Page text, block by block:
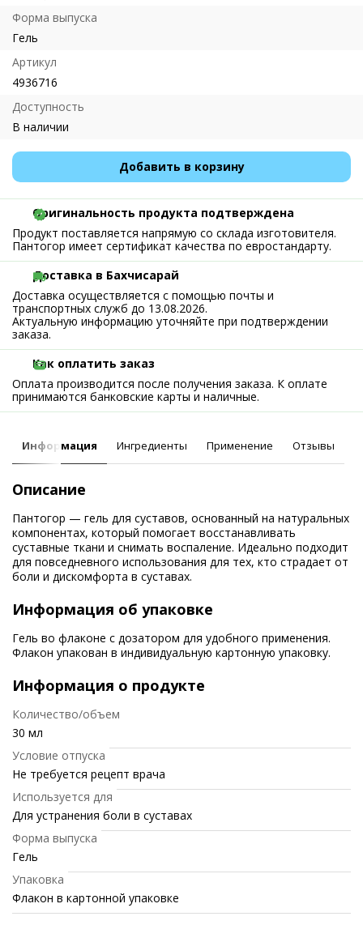
Форма выпуска
Гель
Артикул
4936716
Доступность
В наличии
Добавить в корзину
Оригинальность продукта подтверждена
Продукт поставляется напрямую со склада изготовителя.
Пантогор имеет сертификат качества по евростандарту.
Доставка в Бахчисарай
Доставка осуществляется с помощью почты и
транспортных служб до 13.08.2026.
Актуальную информацию уточняйте при подтверждении
заказа.
Как оплатить заказ
Оплата производится после получения заказа. К оплате
принимаются банковские карты и наличные.
Информация Ингредиенты Применение Отзывы
Описание
Пантогор — гель для суставов, основанный на натуральных
компонентах, который помогает восстанавливать
суставные ткани и снимать воспаление. Идеально подходит
для повседневного использования для тех, кто страдает от
боли и дискомфорта в суставах.
Информация об упаковке
Гель во флаконе с дозатором для удобного применения.
Флакон упакован в индивидуальную картонную упаковку.
Информация о продукте
Количество/объем
30 мл
Условие отпуска
Не требуется рецепт врача
Используется для
Для устранения боли в суставах
Форма выпуска
Гель
Упаковка
Флакон в картонной упаковке